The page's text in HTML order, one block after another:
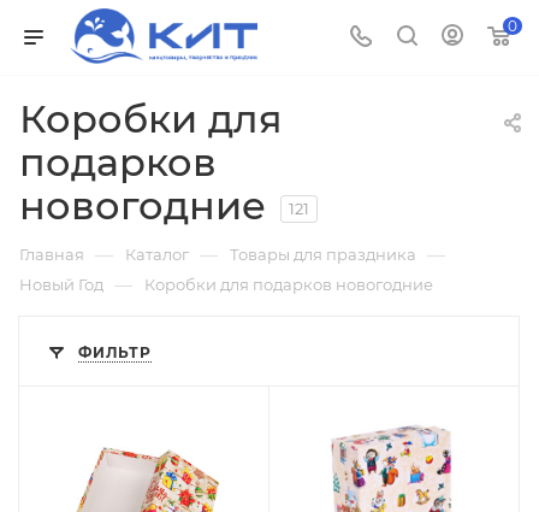
0
Коробки для
подарков
новогодние
121
Главная — Каталог — Товары для праздника —
Новый Год — Коробки для подарков новогодние
ФИЛЬТР